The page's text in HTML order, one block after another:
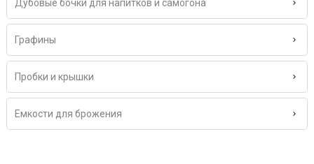
Дубовые бочки для напитков и самогона
Графины
Пробки и крышки
Емкости для брожения